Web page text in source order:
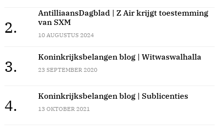
2.
AntilliaansDagblad | Z Air krijgt toestemming
van SXM
10 AUGUSTUS 2024
3.
Koninkrijksbelangen blog | Witwaswalhalla
23 SEPTEMBER 2020
4.
Koninkrijksbelangen blog | Sublicenties
13 OKTOBER 2021